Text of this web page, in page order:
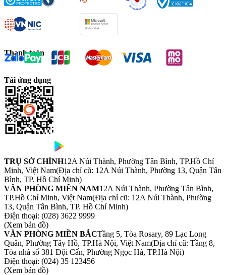
Thanh toán
Tải ứng dụng
TRỤ SỞ CHÍNH12A Núi Thành, Phường Tân Bình, TP.Hồ Chí
Minh, Việt Nam(Địa chỉ cũ: 12A Núi Thành, Phường 13, Quận Tân
Bình, TP. Hồ Chí Minh)
VĂN PHÒNG MIỀN NAM12A Núi Thành, Phường Tân Bình,
TP.Hồ Chí Minh, Việt Nam(Địa chỉ cũ: 12A Núi Thành, Phường
13, Quận Tân Bình, TP. Hồ Chí Minh)
Điện thoại: (028) 3622 9999
(Xem bản đồ)
VĂN PHÒNG MIỀN BẮCTầng 5, Tòa Rosary, 89 Lạc Long
Quân, Phường Tây Hồ, TP.Hà Nội, Việt Nam(Địa chỉ cũ: Tầng 8,
Tòa nhà số 381 Đội Cấn, Phường Ngọc Hà, TP.Hà Nội)
Điện thoại: (024) 35 123456
(Xem bản đồ)